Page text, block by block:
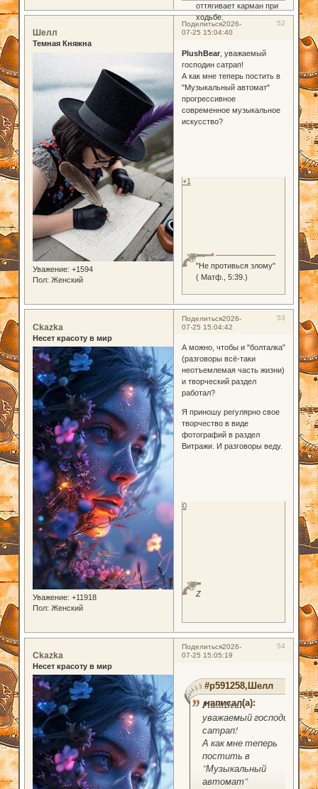
оттягивает карман при
ходьбе.
Поделиться 52
2026-
07-25 15:04:40
Шелл
Темная Княжна
Уважение: +1594
Пол: Женский
PlushBear, уважаемый
господин сатрап!
А как мне теперь постить в
"Музыкальный автомат"
прогрессивное
современное музыкальное
искусство?
"Не противься злому"
( Матф., 5:39.)
+1
Поделиться 53
2026-
07-25 15:04:42
Ckazka
Несет красоту в мир
Уважение: +11918
Пол: Женский
А можно, чтобы и "болталка"
(разговоры всё-таки
неотъемлемая часть жизни)
и творческий раздел
работал?
Я приношу регулярно свое
творчество в виде
фотографий в раздел
Витражи. И разговоры веду.
Z
0
Поделиться 54
2026-
07-25 15:05:19
Ckazka
Несет красоту в мир
#p591258,Шелл
написал(а):
PlushBear,
уважаемый господин
сатрап!
А как мне теперь
постить в
"Музыкальный
автомат"